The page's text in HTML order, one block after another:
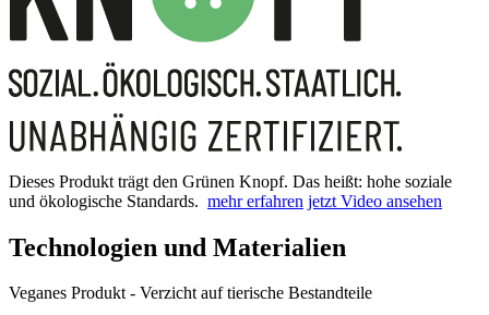
Dieses Produkt trägt den Grünen Knopf. Das heißt: hohe soziale
und ökologische Standards. mehr erfahren jetzt Video ansehen
Technologien und Materialien
Veganes Produkt - Verzicht auf tierische Bestandteile